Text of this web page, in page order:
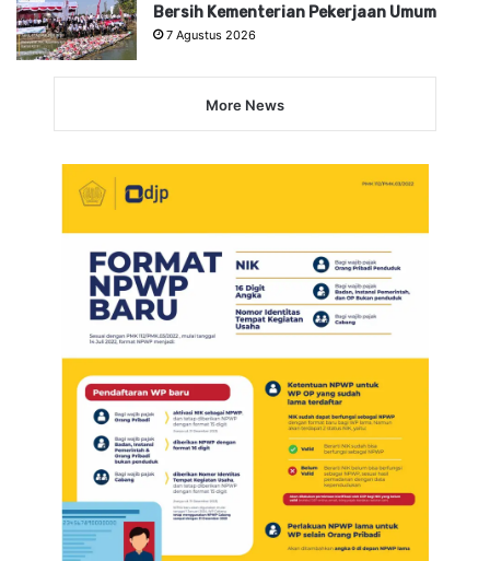
Bersih Kementerian Pekerjaan Umum
7 Agustus 2026
More News